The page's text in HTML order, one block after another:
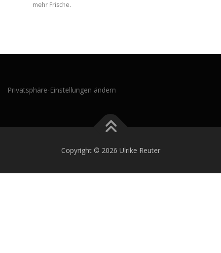
mehr Frische.
Privatsphäre-Einstellungen ändern
Copyright © 2026 Ulrike Reuter